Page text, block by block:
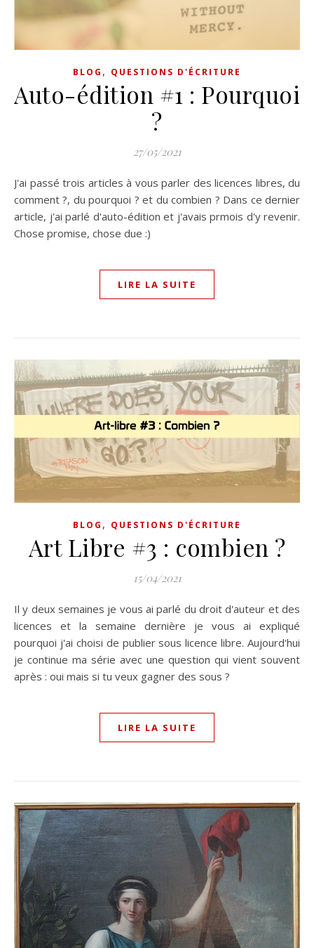
BLOG , QUESTIONS D'ÉCRITURE
Auto-édition #1 : Pourquoi
?
27/05/2021
J'ai passé trois articles à vous parler des licences libres, du
comment ?, du pourquoi ? et du combien ? Dans ce dernier
article, j'ai parlé d'auto-édition et j'avais prmois d'y revenir.
Chose promise, chose due :)
LIRE LA SUITE
BLOG , QUESTIONS D'ÉCRITURE
Art Libre #3 : combien ?
15/04/2021
Il y deux semaines je vous ai parlé du droit d'auteur et des
licences et la semaine dernière je vous ai expliqué
pourquoi j'ai choisi de publier sous licence libre. Aujourd'hui
je continue ma série avec une question qui vient souvent
après : oui mais si tu veux gagner des sous ?
LIRE LA SUITE